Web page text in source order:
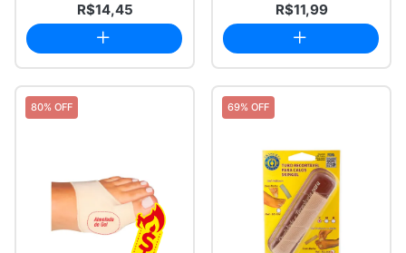
R$14,45 R$11,99
80% OFF 69% OFF